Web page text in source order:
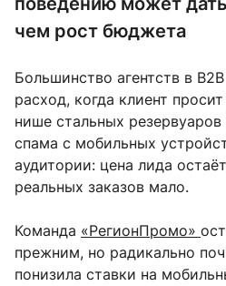
чем рост бюджета
Большинство агентств в
расход, когда клиент
нише стальных
спама с мобильных
аудитории: цена лида
реальных заказов мало.
Команда «РегионПромо»
прежним, но радикально
понизила ставки на